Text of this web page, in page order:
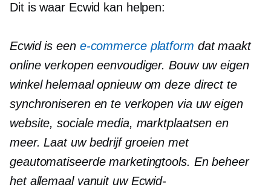
Dit is waar Ecwid kan helpen:
Ecwid is een e-commerce platform dat maakt
online verkopen eenvoudiger. Bouw uw eigen
winkel helemaal opnieuw om deze direct te
synchroniseren en te verkopen via uw eigen
website, sociale media, marktplaatsen en
meer. Laat uw bedrijf groeien met
geautomatiseerde marketingtools. En beheer
het allemaal vanuit uw Ecwid-